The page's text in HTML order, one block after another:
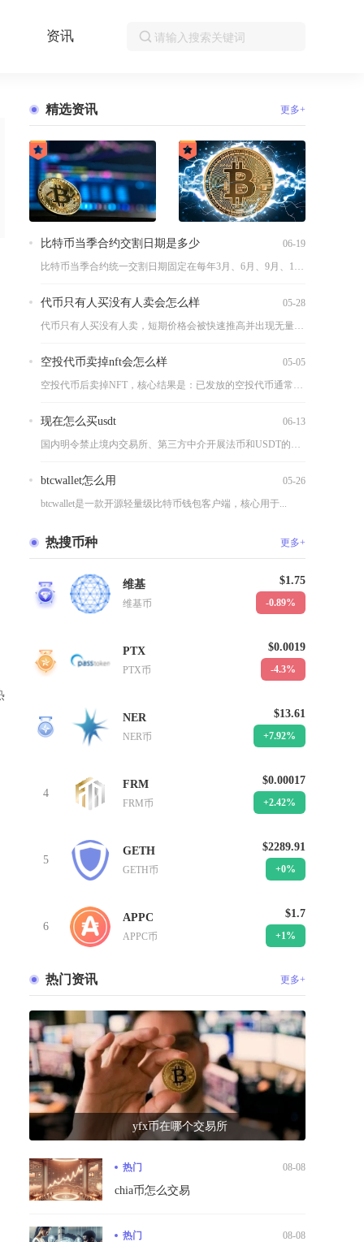
资讯
精选资讯 更多+
比特币当季合约交割日期是多少 06-19
比特币当季合约统一交割日期固定在每年3月、6月、9月、12月...
代币只有人买没有人卖会怎么样 05-28
代币只有人买没有人卖，短期价格会被快速推高并出现无量暴涨，长...
空投代币卖掉nft会怎么样 05-05
空投代币后卖掉NFT，核心结果是：已发放的空投代币通常不会被...
现在怎么买usdt 06-13
国内明令禁止境内交易所、第三方中介开展法币和USDT的汇兑业...
btcwallet怎么用 05-26
btcwallet是一款开源轻量级比特币钱包客户端，核心用于...
热搜币种 更多+
1
维基
维基币
$1.75
-0.89%
2
PTX
PTX币
$0.0019
-4.3%
3
NER
NER币
$13.61
+7.92%
4
FRM
FRM币
$0.00017
+2.42%
5
GETH
GETH币
$2289.91
+0%
6
APPC
APPC币
$1.7
+1%
热门资讯 更多+
yfx币在哪个交易所
热门 08-08
chia币怎么交易
热门 08-08